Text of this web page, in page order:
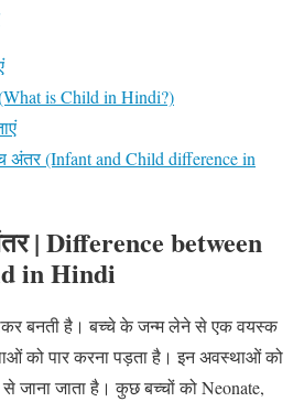
is Child in Hindi?)
(Infant and Child difference in
| Difference between
in Hindi
बनती है। बच्चे के जन्म लेने से एक वयस्क
को पार करना पड़ता है। इन अवस्थाओं को
जाना जाता है। कुछ बच्चों को Neonate,